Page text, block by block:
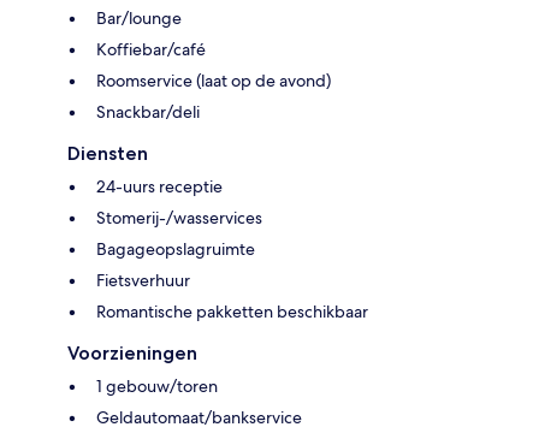
Bar/lounge
Koffiebar/café
Roomservice (laat op de avond)
Snackbar/deli
Diensten
24-uurs receptie
Stomerij-/wasservices
Bagageopslagruimte
Fietsverhuur
Romantische pakketten beschikbaar
Voorzieningen
1 gebouw/toren
Geldautomaat/bankservice